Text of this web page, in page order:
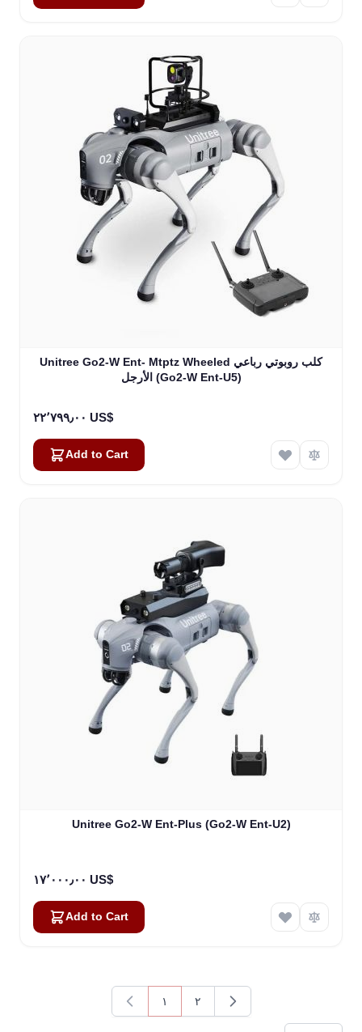
Unitree Go2-W Ent- Mtptz Wheeled كلب روبوتي رباعي
الأرجل (Go2-W Ent-U5)
٢٢٬٧٩٩٫٠٠ US$
Add to Cart
Unitree Go2-W Ent-Plus (Go2-W Ent-U2)
١٧٬٠٠٠٫٠٠ US$
Add to Cart
You're currently reading page
١
Page
٢